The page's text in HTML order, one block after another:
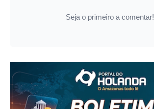
Seja o primeiro a comentar!